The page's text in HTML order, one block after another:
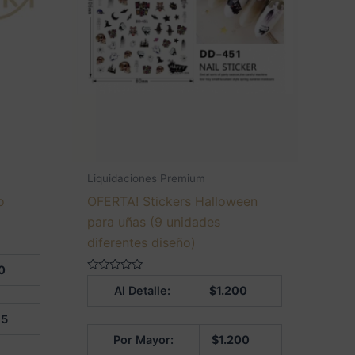
Liquidaciones Premium
OFERTA! Stickers Halloween
para uñas (9 unidades
diferentes diseño)
Al Detalle: $1.200
Por Mayor: $1.200